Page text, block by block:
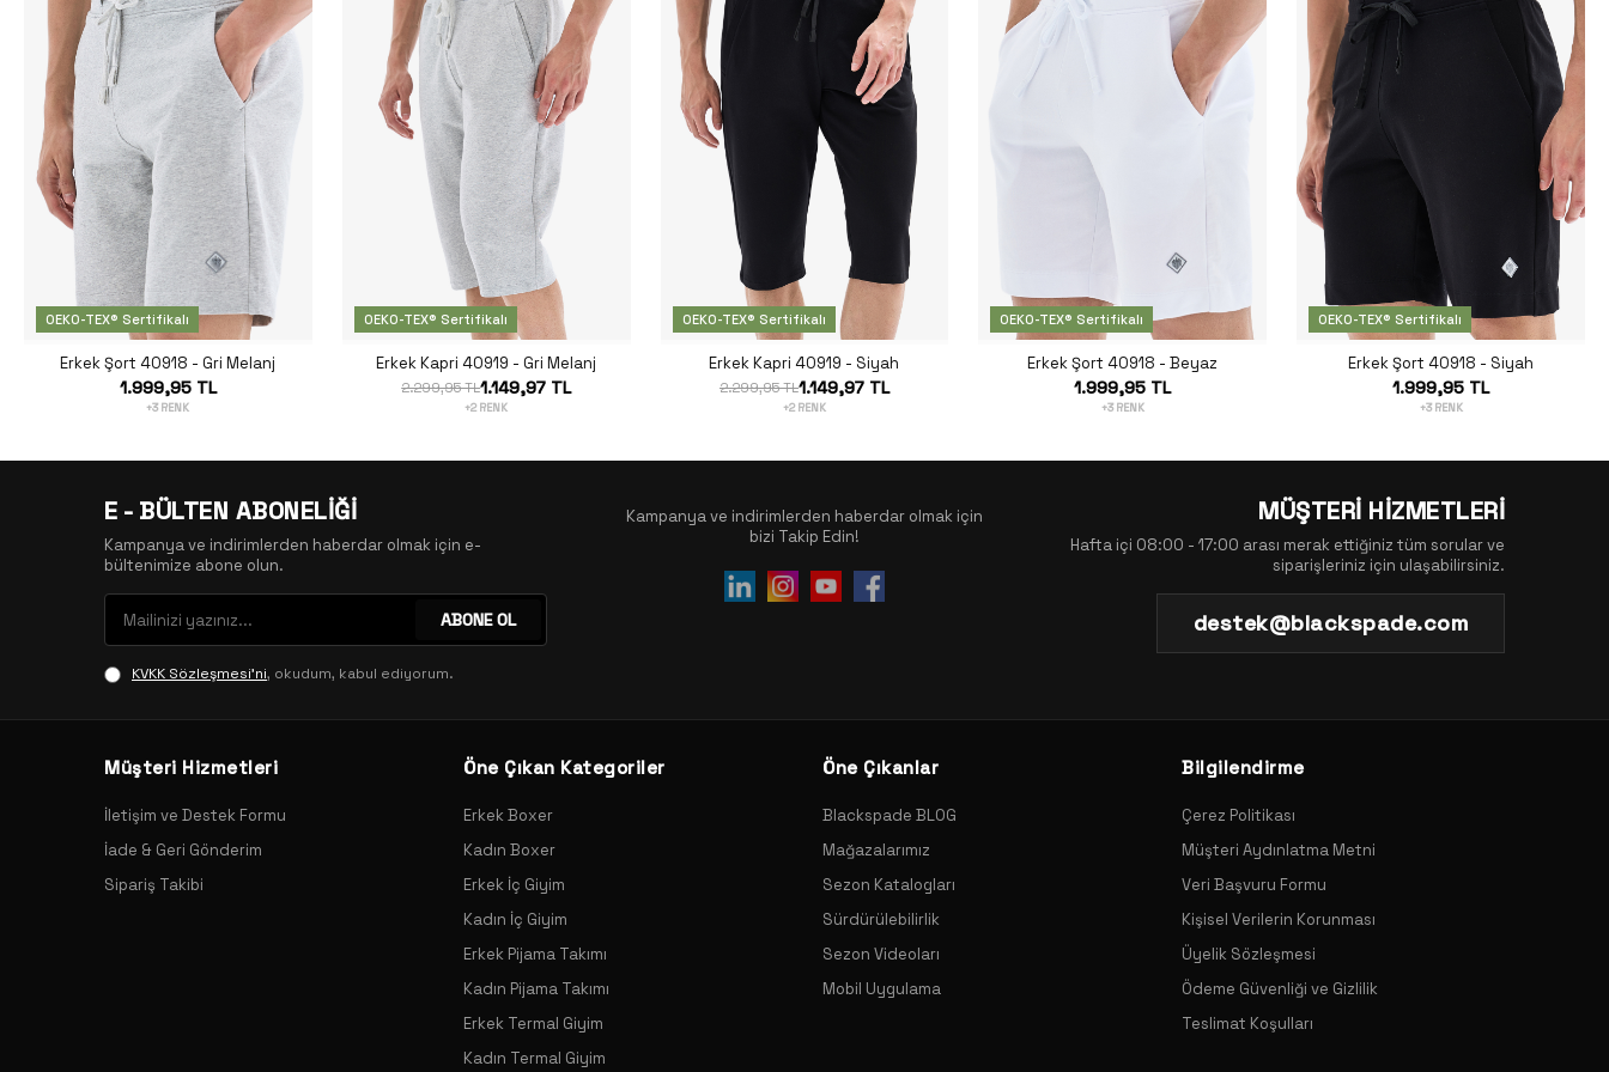
OEKO-TEX® Sertifikalı
Erkek Şort 40918 - Gri Melanj
1.999,95 TL
+3 RENK
OEKO-TEX® Sertifikalı
Erkek Kapri 40919 - Gri Melanj
2.299,95 TL1.149,97 TL
+2 RENK
OEKO-TEX® Sertifikalı
Erkek Kapri 40919 - Siyah
2.299,95 TL1.149,97 TL
+2 RENK
OEKO-TEX® Sertifikalı
Erkek Şort 40918 - Beyaz
1.999,95 TL
+3 RENK
OEKO-TEX® Sertifikalı
Erkek Şort 40918 - Siyah
1.999,95 TL
+3 RENK
E - BÜLTEN ABONELİĞİ
Kampanya ve indirimlerden haberdar olmak için e-
bültenimize abone olun.
ABONE OL
KVKK Sözleşmesi'ni, okudum, kabul ediyorum.
Kampanya ve indirimlerden haberdar olmak için
bizi Takip Edin!
MÜŞTERİ HİZMETLERİ
Hafta içi 08:00 - 17:00 arası merak ettiğiniz tüm sorular ve
siparişleriniz için ulaşabilirsiniz.
destek@blackspade.com
Müşteri Hizmetleri
İletişim ve Destek Formu
İade & Geri Gönderim
Sipariş Takibi
Öne Çıkan Kategoriler
Erkek Boxer
Kadın Boxer
Erkek İç Giyim
Kadın İç Giyim
Erkek Pijama Takımı
Kadın Pijama Takımı
Erkek Termal Giyim
Kadın Termal Giyim
Öne Çıkanlar
Blackspade BLOG
Mağazalarımız
Sezon Katalogları
Sürdürülebilirlik
Sezon Videoları
Mobil Uygulama
Bilgilendirme
Çerez Politikası
Müşteri Aydınlatma Metni
Veri Başvuru Formu
Kişisel Verilerin Korunması
Üyelik Sözleşmesi
Ödeme Güvenliği ve Gizlilik
Teslimat Koşulları